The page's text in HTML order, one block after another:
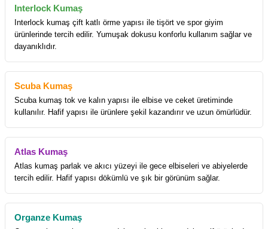
Interlock Kumaş
Interlock kumaş çift katlı örme yapısı ile tişört ve spor giyim
ürünlerinde tercih edilir. Yumuşak dokusu konforlu kullanım sağlar ve
dayanıklıdır.
Scuba Kumaş
Scuba kumaş tok ve kalın yapısı ile elbise ve ceket üretiminde
kullanılır. Hafif yapısı ile ürünlere şekil kazandırır ve uzun ömürlüdür.
Atlas Kumaş
Atlas kumaş parlak ve akıcı yüzeyi ile gece elbiseleri ve abiyelerde
tercih edilir. Hafif yapısı dökümlü ve şık bir görünüm sağlar.
Organze Kumaş